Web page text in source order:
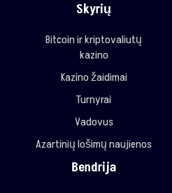
Skyrių
Bitcoin ir kriptovaliutų
kazino
Kazino žaidimai
Turnyrai
Vadovus
Azartinių lošimų naujienos
Bendrija